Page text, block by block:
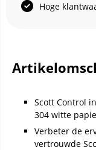
Hoge
Scott Control
304 witte
Verbeter de
vertrouwde